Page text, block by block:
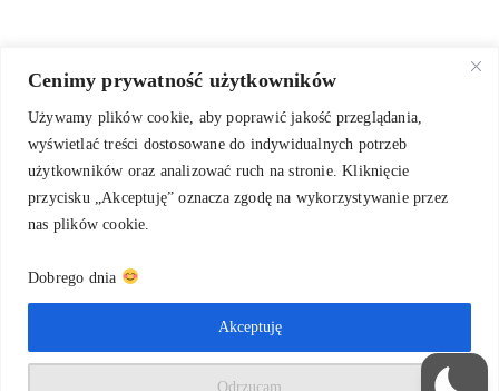
Cenimy prywatność użytkowników
Używamy plików cookie, aby poprawić jakość przeglądania,
wyświetlać treści dostosowane do indywidualnych potrzeb
użytkowników oraz analizować ruch na stronie. Kliknięcie
przycisku „Akceptuję” oznacza zgodę na wykorzystywanie przez
nas plików cookie.
Dobrego dnia
Odrzucam
Akceptuję
Kaligrafia na zamówienie Warsztaty kaligrafii
Polityka prywatności
2